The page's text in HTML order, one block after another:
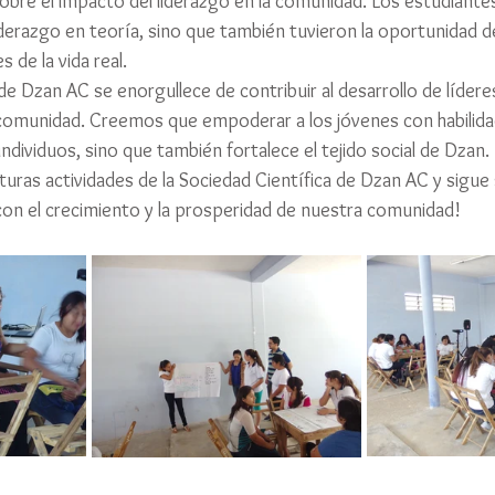
en teoría, sino que también tuvieron la oportunidad
de la vida real.
Dzan AC se enorgullece de contribuir al desarrollo de
Creemos que empoderar a los jóvenes con
sino que también fortalece el tejido social de Dzan.
actividades de la Sociedad Científica de Dzan AC y
el crecimiento y la prosperidad de nuestra comunidad!